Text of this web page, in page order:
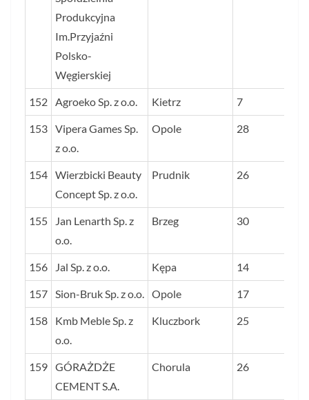
Produkcyjna
Im.Przyjaźni
Polsko-
Węgierskiej
152 Agroeko Sp. z o.o. Kietrz 7
153 Vipera Games Sp.
z o.o.
Opole 28
154 Wierzbicki Beauty
Concept Sp. z o.o.
Prudnik 26
155
Jan Lenarth Sp. z
o.o.
Brzeg 30
156 Jal Sp. z o.o. Kępa 14
157 Sion-Bruk Sp. z o.o. Opole 17
158
Kmb Meble Sp. z
o.o.
Kluczbork 25
159 GÓRAŻDŻE
CEMENT S.A.
Chorula 26